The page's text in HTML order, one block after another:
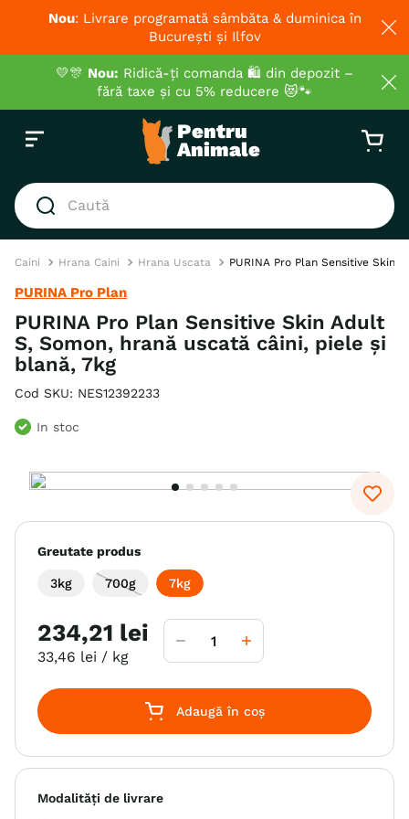
Nou: Livrare programată sâmbăta & duminica în
București și Ilfov
💛🎊 Nou: Ridică-ți comanda 🛍️ din depozit –
fără taxe și cu 5% reducere 😻🐾
Caută
. hrana uscata pisici
4.
recompense
6.
hrana uscata câini
7. hypoallergenic
recompense caini
Caini Hrana Caini Hrana Uscata PURINA Pro Plan Sensitive Skin
PURINA Pro Plan
PURINA Pro Plan Sensitive Skin Adult
S, Somon, hrană uscată câini, piele și
blană, 7kg
Cod SKU: NES12392233
In stoc
Greutate produs
3kg 700g 7kg
234,21 lei
33,46 lei / kg
Adaugă în coș
Modalități de livrare